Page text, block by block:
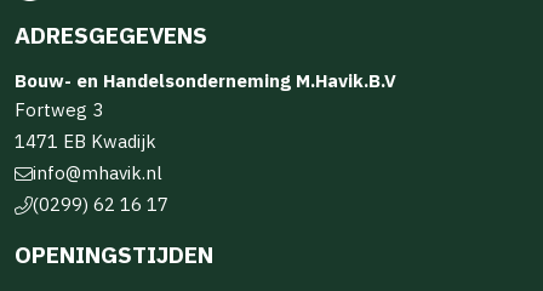
ADRESGEGEVENS
Bouw- en Handelsonderneming M.Havik.B.V
Fortweg 3
1471 EB Kwadijk
info@mhavik.nl
(0299) 62 16 17
OPENINGSTIJDEN